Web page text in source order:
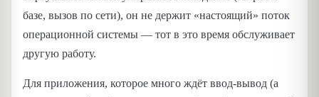
базе, вызов по сети), он не держит «настоящий» поток
операционной системы — тот в это время обслуживает
другую работу.
Для приложения, которое много ждёт ввод-вывод (а